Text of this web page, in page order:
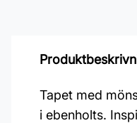
Tapet med
i ebenholts.